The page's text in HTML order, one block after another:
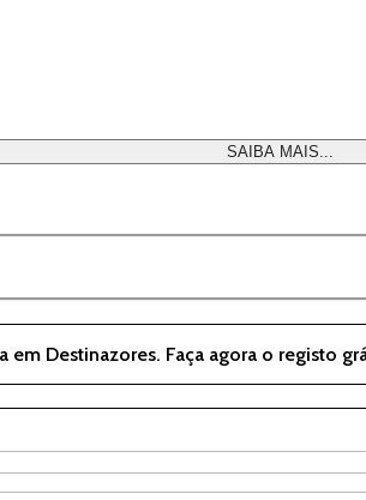
SAIBA MAIS...
Destinazores. Faça agora o registo